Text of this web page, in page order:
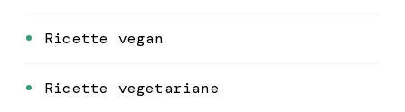
Ricette vegan
Ricette vegetariane